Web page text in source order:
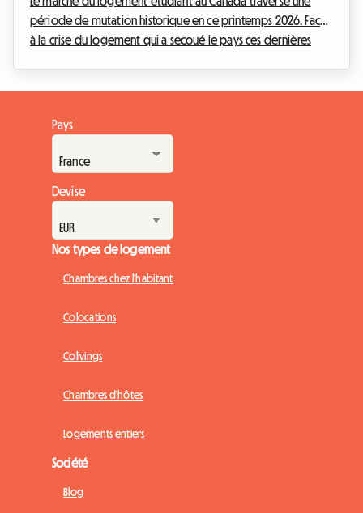
période de mutation historique en ce printemps 2026. Face
à la crise du logement qui a secoué le pays ces dernières
elles le paysage de la location de chambres et du logement
chez l'habitant ?Chez Roomlala, nous observons de près ces
évolutions pour vous accompagner au ...
Pays
Devise
Nos types de logement
Chambres chez l'habitant
Colocations
Colivings
Chambres d'hôtes
Logements entiers
Société
Blog